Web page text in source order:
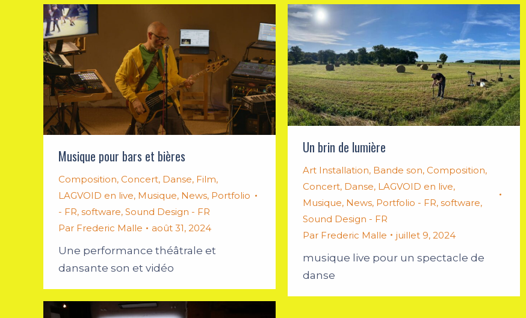
Musique pour bars et bières
Composition, Concert, Danse, Film,
LAGVOID en live, Musique, News, Portfolio
- FR, software, Sound Design - FR
Par Frederic Malle août 31, 2024
Une performance théâtrale et
dansante son et vidéo
Un brin de lumière
Art Installation, Bande son, Composition,
Concert, Danse, LAGVOID en live,
Musique, News, Portfolio - FR, software,
Sound Design - FR
Par Frederic Malle juillet 9, 2024
musique live pour un spectacle de
danse